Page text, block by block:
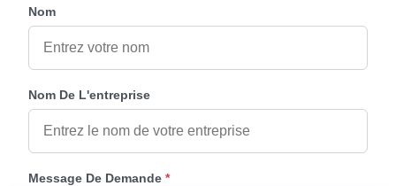
Nom
Nom De L'entreprise
Message De Demande *